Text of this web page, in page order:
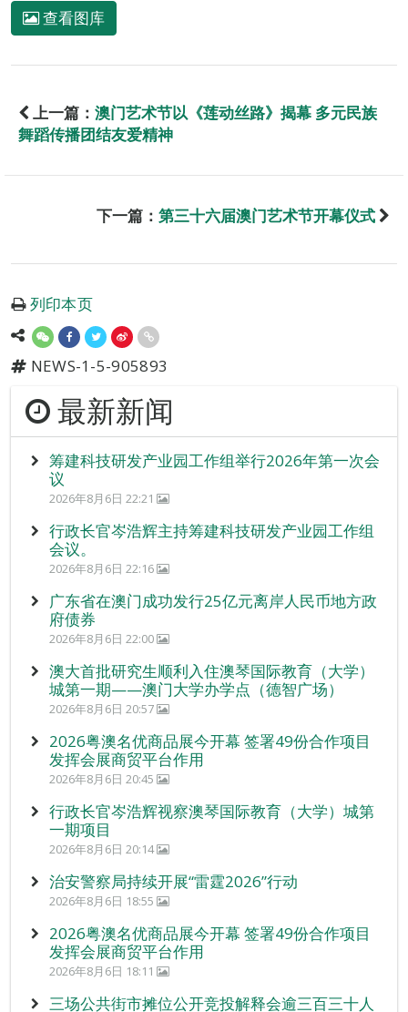
查看图库
上一篇： 澳门艺术节以《莲动丝路》揭幕 多元民族
舞蹈传播团结友爱精神
下一篇： 第三十六届澳门艺术节开幕仪式
列印本页
NEWS-1-5-905893
最新新闻
筹建科技研发产业园工作组举行2026年第一次会
议
2026年8月6日 22:21
行政长官岑浩辉主持筹建科技研发产业园工作组
会议。
2026年8月6日 22:16
广东省在澳门成功发行25亿元离岸人民币地方政
府债券
2026年8月6日 22:00
澳大首批研究生顺利入住澳琴国际教育（大学）
城第一期——澳门大学办学点（德智广场）
2026年8月6日 20:57
2026粤澳名优商品展今开幕 签署49份合作项目
发挥会展商贸平台作用
2026年8月6日 20:45
行政长官岑浩辉视察澳琴国际教育（大学）城第
一期项目
2026年8月6日 20:14
治安警察局持续开展“雷霆2026”行动
2026年8月6日 18:55
2026粤澳名优商品展今开幕 签署49份合作项目
发挥会展商贸平台作用
2026年8月6日 18:11
三场公共街市摊位公开竞投解释会逾三百三十人